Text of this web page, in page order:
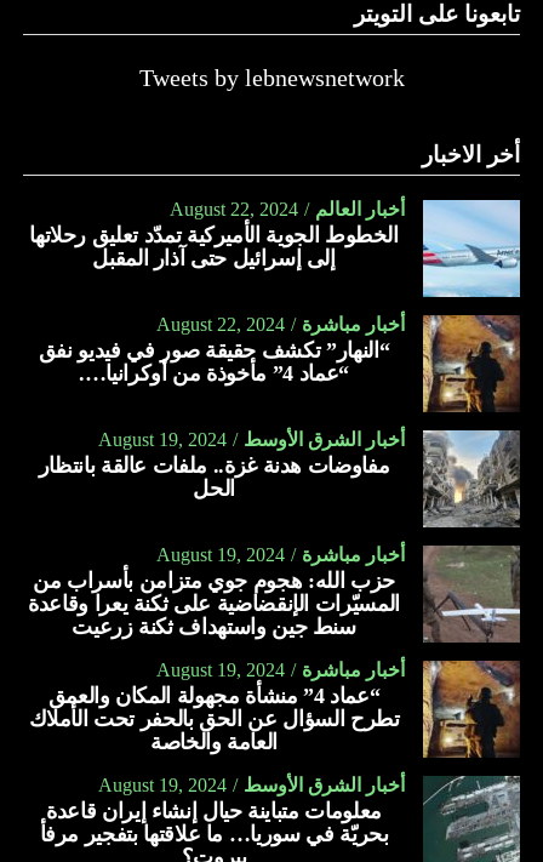
تابعونا على التويتر
Tweets by lebnewsnetwork
أخر الاخبار
أخبار العالم August 22, 2024
الخطوط الجوية الأميركية تمدّد تعليق رحلاتها
إلى إسرائيل حتى آذار المقبل
أخبار مباشرة August 22, 2024
“النهار” تكشف حقيقة صور في فيديو نفق
“عماد 4” مأخوذة من أوكرانيا….
أخبار الشرق الأوسط August 19, 2024
مفاوضات هدنة غزة.. ملفات عالقة بانتظار
الحل
أخبار مباشرة August 19, 2024
حزب الله: هجوم جوي متزامن بأسراب من
المسيّرات الإنقضاضية على ثكنة يعرا وقاعدة
سنط جين واستهداف ثكنة زرعيت
أخبار مباشرة August 19, 2024
“عماد 4” منشأة مجهولة المكان والعمق
تطرح السؤال عن الحق بالحفر تحت الأملاك
العامة والخاصة
أخبار الشرق الأوسط August 19, 2024
معلومات متباينة حيال إنشاء إيران قاعدة
بحريّة في سوريا… ما علاقتها بتفجير مرفأ